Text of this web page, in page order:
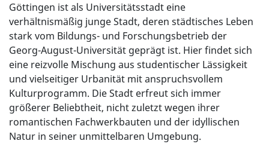
Göttingen ist als Universitätsstadt eine
verhältnismäßig junge Stadt, deren städtisches Leben
stark vom Bildungs- und Forschungsbetrieb der
Georg-August-Universität geprägt ist. Hier findet sich
eine reizvolle Mischung aus studentischer Lässigkeit
und vielseitiger Urbanität mit anspruchsvollem
Kulturprogramm. Die Stadt erfreut sich immer
größerer Beliebtheit, nicht zuletzt wegen ihrer
romantischen Fachwerkbauten und der idyllischen
Natur in seiner unmittelbaren Umgebung.